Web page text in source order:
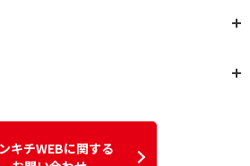
キチWEBに関する